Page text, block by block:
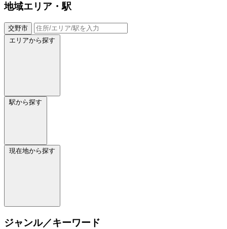
地域エリア・駅
交野市
エリアから探す
駅から探す
現在地から探す
ジャンル／キーワード